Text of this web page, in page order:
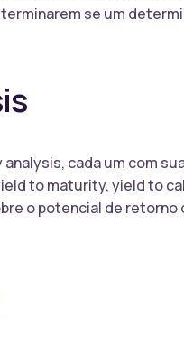
se um
cada um com
to maturity, yield to
o potencial de retorno